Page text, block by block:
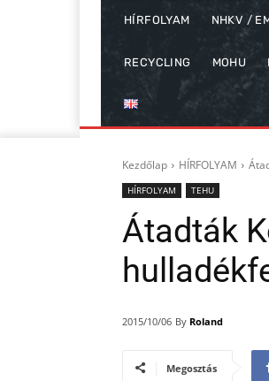
HÍRFOLYAM NHKV /
RECYCLING MOHU
Kezdőlap HÍRFOLYAM
HÍRFOLYAM TEHU
Átadták
2015/10/06 By Roland
Megosztás